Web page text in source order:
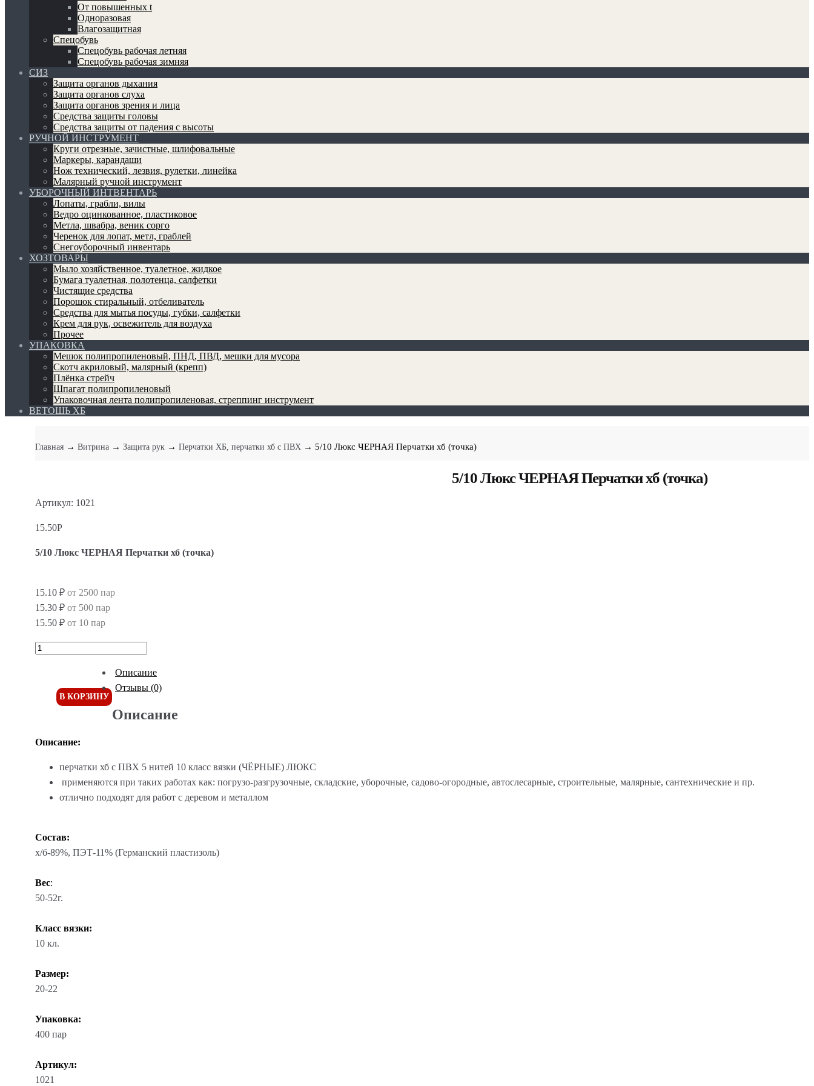
От повышенных t
Одноразовая
Влагозащитная
Спецобувь
Спецобувь рабочая летняя
Спецобувь рабочая зимняя
СИЗ
Защита органов дыхания
Защита органов слуха
Защита органов зрения и лица
Средства защиты головы
Средства защиты от падения с высоты
РУЧНОЙ ИНСТРУМЕНТ
Круги отрезные, зачистные, шлифовальные
Маркеры, карандаши
Нож технический, лезвия, рулетки, линейка
Малярный ручной инструмент
УБОРОЧНЫЙ ИНТВЕНТАРЬ
Лопаты, грабли, вилы
Ведро оцинкованное, пластиковое
Метла, швабра, веник сорго
Черенок для лопат, метл, граблей
Снегоуборочный инвентарь
ХОЗТОВАРЫ
Мыло хозяйственное, туалетное, жидкое
Бумага туалетная, полотенца, салфетки
Чистящие средства
Порошок стиральный, отбеливатель
Средства для мытья посуды, губки, салфетки
Крем для рук, освежитель для воздуха
Прочее
УПАКОВКА
Мешок полипропиленовый, ПНД, ПВД, мешки для мусора
Скотч акриловый, малярный (крепп)
Плёнка стрейч
Шпагат полипропиленовый
Упаковочная лента полипропиленовая, стреппинг инструмент
ВЕТОШЬ ХБ
Главная → Витрина → Защита рук → Перчатки ХБ, перчатки хб с ПВХ → 5/10 Люкс ЧЕРНАЯ Перчатки хб (точка)
5/10 Люкс ЧЕРНАЯ Перчатки хб (точка)
Артикул: 1021
15.50Р
5/10 Люкс ЧЕРНАЯ Перчатки хб (точка)
15.10 ₽ от 2500 пар
15.30 ₽ от 500 пар
15.50 ₽ от 10 пар
В КОРЗИНУ
Описание
Отзывы (0)
Описание
Описание:
перчатки хб с ПВХ 5 нитей 10 класс вязки (ЧЁРНЫЕ) ЛЮКС
применяются при таких работах как: погрузо-разгрузочные, складские, уборочные, садово-огородные, автослесарные, строительные, малярные, сантехнические и пр.
отлично подходят для работ с деревом и металлом
Состав:
х/б-89%, ПЭТ-11% (Германский пластизоль)
Вес:
50-52г.
Класс вязки:
10 кл.
Размер:
20-22
Упаковка:
400 пар
Артикул:
1021